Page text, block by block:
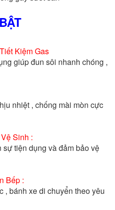
Kiệm Gas
giúp đun sôi nhanh chóng ,
nhiệt , chống mài mòn cực
Sinh :
tiện dụng và đảm bảo vệ
Bếp :
, bánh xe di chuyển theo yêu